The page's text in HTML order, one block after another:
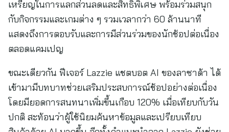
เหรียญในการแลกส่วนลดและสิทธิพิเศษ พร้อมร่วมสนุก
กับกิจกรรมและเกมต่าง ๆ รวมเวลากว่า 60 ล้านนาที
แสดงถึงการตอบรับและการมีส่วนร่วมของนักช้อปต่อเนื่อง
ตลอดแคมเปญ
ขณะเดียวกัน ฟีเจอร์ Lazzie แชตบอต AI ของลาซาด้า ได้
เข้ามามีบทบาทช่วยเสริมประสบการณ์ช้อปอย่างต่อเนื่อง
โดยมียอดการสนทนาเพิ่มขึ้นเกือบ 120% เมื่อเทียบกับวัน
ปกติ สะท้อนว่าผู้ใช้นิยมค้นหาข้อมูลและเปรียบเทียบ